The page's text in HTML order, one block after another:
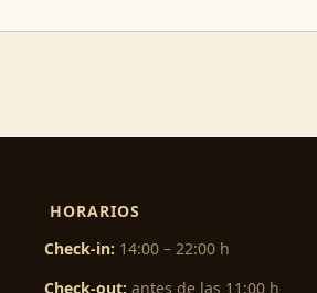
HORARIOS
Check-in: 14:00 – 22:00 h
Check-out: antes de las 11:00 h